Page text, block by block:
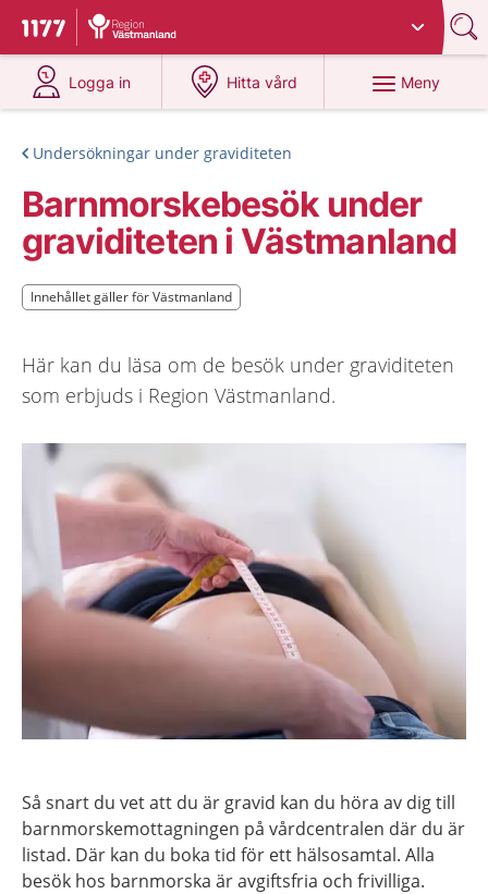
Till startsidan för 1177
Du har valt region
Logga in
på 1177.se
Hitta vård
på 1177.se
Meny
Undersökningar under graviditeten
Barnmorskebesök under
graviditeten i Västmanland
Innehållet gäller för Västmanland
Innehållet gäller för Västmanland
Här kan du läsa om de besök under graviditeten
som erbjuds i Region Västmanland.
Så snart du vet att du är gravid kan du höra av dig till
barnmorskemottagningen på vårdcentralen där du är
listad. Där kan du boka tid för ett hälsosamtal. Alla
besök hos barnmorska är avgiftsfria och frivilliga.